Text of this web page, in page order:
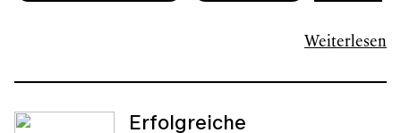
Weiterlesen
Erfolgreiche